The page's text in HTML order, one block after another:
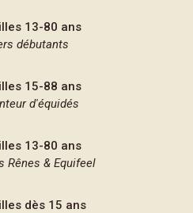
13-80 ans
débutants
15-88 ans
d'équidés
13-80 ans
Rênes & Equifeel
dès 15 ans